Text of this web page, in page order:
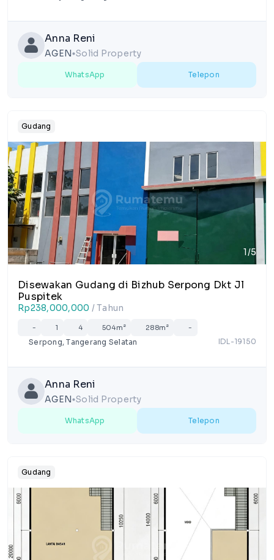
Anna Reni
AGEN lens Solid Property
WhatsApp Telepon
Gudang
1/5
Disewakan Gudang di Bizhub Serpong Dkt Jl
Puspitek
Rp238,000,000 / Tahun
- 1 4 504m² 288m² -
Serpong, Tangerang Selatan IDL-19150
Anna Reni
AGEN lens Solid Property
WhatsApp Telepon
Gudang